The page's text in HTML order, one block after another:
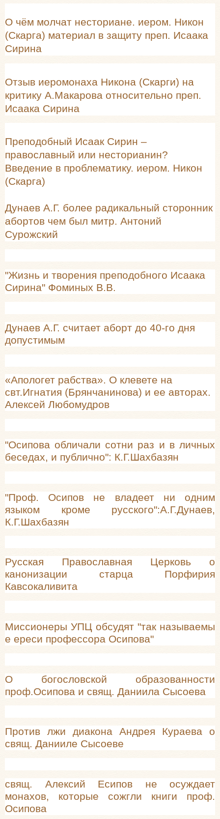
О чём молчат несториане. иером. Никон
(Скарга) материал в защиту преп. Исаака
Сирина
Отзыв иеромонаха Никона (Скарги) на
критику А.Макарова относительно преп.
Исаака Сирина
Преподобный Исаак Сирин –
православный или несторианин?
Введение в проблематику. иером. Никон
(Скарга)
Дунаев А.Г. более радикальный сторонник
абортов чем был митр. Антоний
Сурожский
"Жизнь и творения преподобного Исаака
Сирина" Фоминых В.В.
Дунаев А.Г. считает аборт до 40-го дня
допустимым
«Апологет рабства». О клевете на
свт.Игнатия (Брянчанинова) и ее авторах.
Алексей Любомудров
"Осипова обличали сотни раз и в личных
беседах, и публично": К.Г.Шахбазян
"Проф. Осипов не владеет ни одним
языком кроме русского":А.Г.Дунаев,
К.Г.Шахбазян
Русская Православная Церковь о
канонизации старца Порфирия
Кавсокаливита
Миссионеры УПЦ обсудят "так называемы
е ереси профессора Осипова"
О богословской образованности
проф.Осипова и свящ. Даниила Сысоева
Против лжи диакона Андрея Кураева о
свящ. Данииле Сысоеве
свящ. Алексий Есипов не осуждает
монахов, которые сожгли книги проф.
Осипова